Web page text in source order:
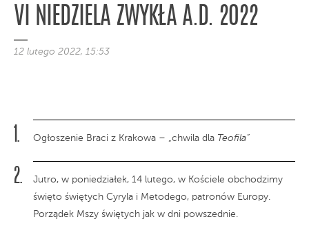
VI NIEDZIELA ZWYKŁA A.D. 2022
12 lutego 2022, 15:53
Ogłoszenie Braci z Krakowa – „chwila dla Teofila”
Jutro, w poniedziałek, 14 lutego, w Kościele obchodzimy
święto świętych Cyryla i Metodego, patronów Europy.
Porządek Mszy świętych jak w dni powszednie.